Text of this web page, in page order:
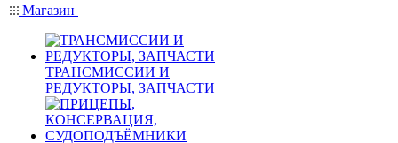
Магазин
ТРАНСМИССИИ И
РЕДУКТОРЫ, ЗАПЧАСТИ